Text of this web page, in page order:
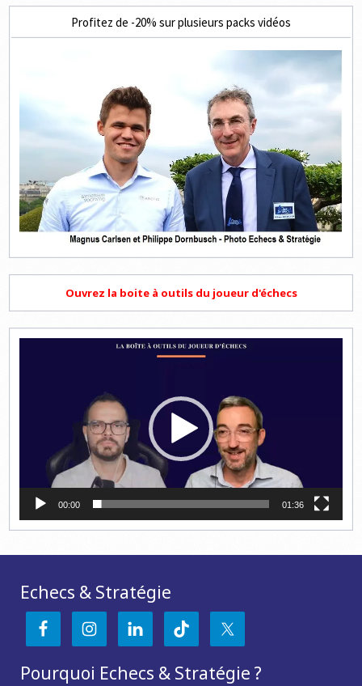
Profitez de -20% sur plusieurs packs vidéos
Ouvrez la boite à outils du joueur d'échecs
00:00 01:36
Echecs & Stratégie
Pourquoi Echecs & Stratégie ?